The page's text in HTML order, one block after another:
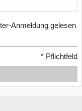
Anmeldung gelesen
* Pflichtfeld